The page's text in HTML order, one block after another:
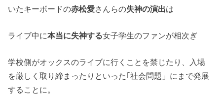
いたキーボードの赤松愛さんらの失神の演出は
ライブ中に本当に失神する女子学生のファンが相次ぎ
学校側がオックスのライブに行くことを禁じたり、入場
を厳しく取り締まったりといった｢社会問題」にまで発展
することに。